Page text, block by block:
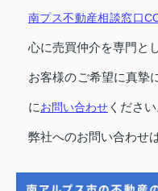
南プス不動産相談窓口
心に売買仲介を専門と
お客様のご希望に真摯
にお問い合わせ ください
弊社へのお問い合わせ